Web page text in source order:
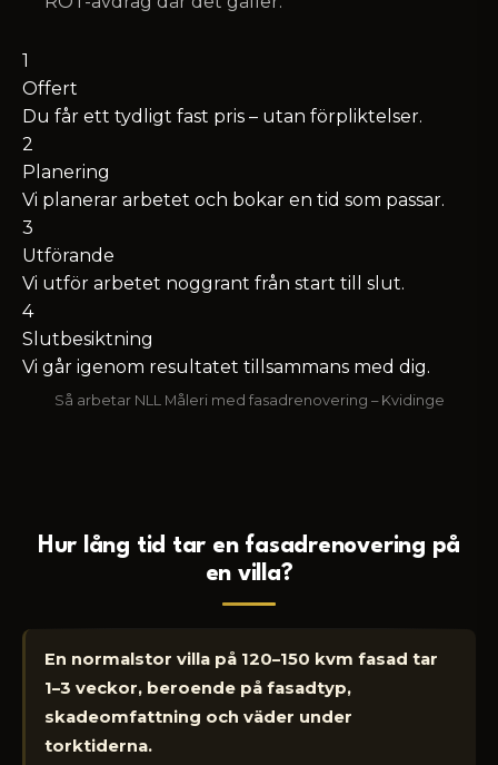
1
Offert
Du får ett tydligt fast pris – utan förpliktelser.
2
Planering
Vi planerar arbetet och bokar en tid som passar.
3
Utförande
Vi utför arbetet noggrant från start till slut.
4
Slutbesiktning
Vi går igenom resultatet tillsammans med dig.
Så arbetar NLL Måleri med fasadrenovering – Kvidinge
Hur lång tid tar en fasadrenovering på
en villa?
En normalstor villa på 120–150 kvm fasad tar
1–3 veckor, beroende på fasadtyp,
skadeomfattning och väder under
torktiderna.